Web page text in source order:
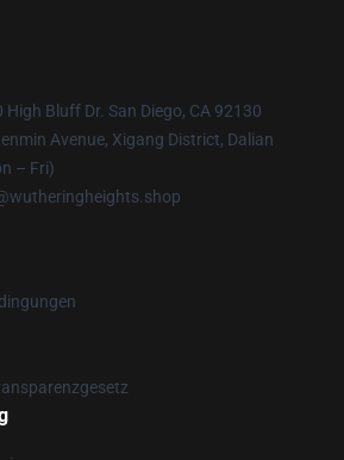
High Bluff Dr. San Diego, CA 92130
Avenue, Xigang District, Dalian
– Fri)